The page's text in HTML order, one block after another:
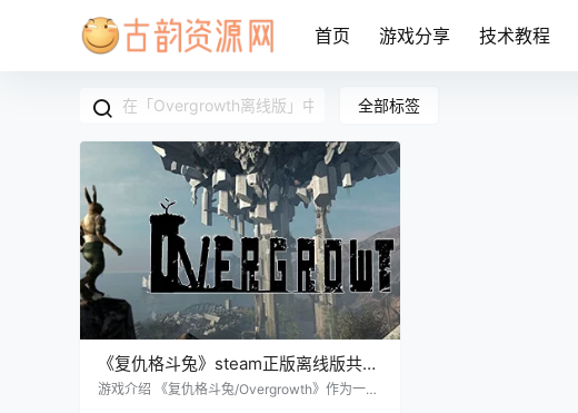
首页 游戏分享 技术教程
全部标签
《复仇格斗兔》steam正版离线版共享
账号
游戏介绍 《复仇格斗兔/Overgrowth》作为一个